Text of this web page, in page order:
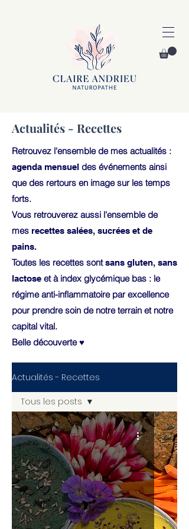
Actualités - Recettes
Retrouvez l'ensemble de mes actualités :
agenda mensuel des événements ainsi
que des rertours en image sur les temps
forts.
Vous retrouverez aussi l'ensemble de
mes recettes salées, sucrées et de
pains.
Toutes les recettes sont sans gluten, sans
lactose et à index glycémique bas : le
régime anti-inflammatoire par excellence
pour prendre soin de notre terrain et notre
capital vital.
Belle découverte ♥
Actualités - Recettes
Tous les posts
Actualités
Foire de Tours
Recettes
sucrées
Recettes salées
Tous les posts